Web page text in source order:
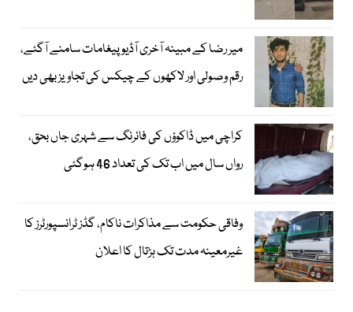
میر رضا کے مبینہ آخری آڈیو پیغامات سامنے آگئے،
رقم وصولی اور لاکھوں کے چیکس کی تجاویز بھی دیں
کراچی میں ڈاکوؤں کی فائرنگ سے شہری جاں بحق،
رواں سال میں اب تک کی تعداد 46 ہوگئی
وفاقی حکومت سے مذاکرات ناکام، گڈز ٹرانسپورٹرز کا
غیرمعینہ مدت تک ہڑتال کا اعلان